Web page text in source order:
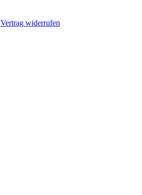
Vertrag widerrufen